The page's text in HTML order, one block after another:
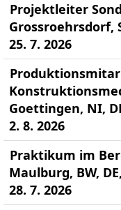
Projektleiter
Grossroehrsdorf,
25. 7. 2026
Goettingen, NI,
2. 8. 2026
Praktikum im
Maulburg, BW,
28. 7. 2026